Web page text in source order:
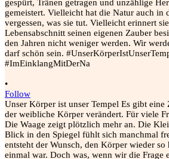
•
Follow
Unser Körper ist unser Tempel Es gibt
der weibliche Körper verändert. Für viele
Die Waage zeigt plötzlich mehr an. Die
Blick in den Spiegel fühlt sich manchmal
entsteht der Wunsch, den Körper wieder
einmal war. Doch was, wenn wir die Frage